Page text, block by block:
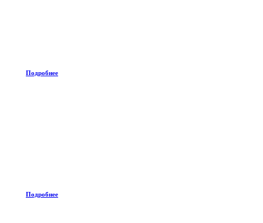
Подробнее
Подробнее